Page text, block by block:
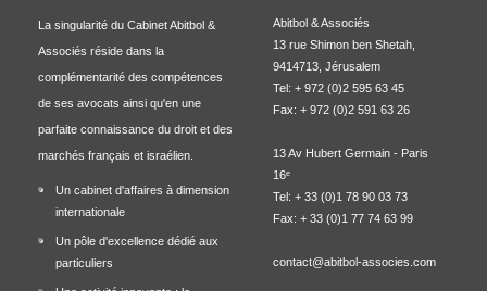
La singularité du Cabinet Abitbol &
Associés réside dans la
complémentarité des compétences
de ses avocats ainsi qu'en une
parfaite connaissance du droit et des
marchés français et israélien.
Un cabinet d'affaires à dimension
internationale
Un pôle d'excellence dédié aux
particuliers
Abitbol & Associés
13 rue Shimon ben Shetah,
9414713, Jérusalem
Tel: + 972 (0)2 595 63 45
Fax: + 972 (0)2 591 63 26
13 Av Hubert Germain - Paris
16ᵉ
Tel: + 33 (0)1 78 90 03 73
Fax: + 33 (0)1 77 74 63 99
contact@abitbol-associes.com